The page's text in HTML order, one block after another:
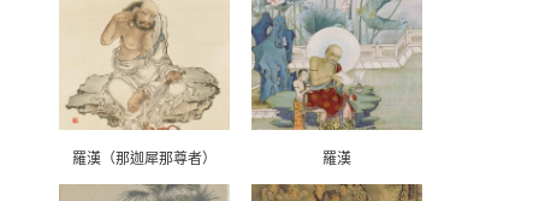
羅漢（那迦犀那尊者） 羅漢